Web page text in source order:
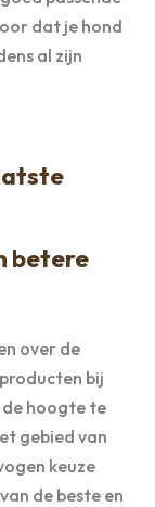
dat je hond
al zijn
betere
over de
bij
de hoogte te
gebied van
keuze
de beste en